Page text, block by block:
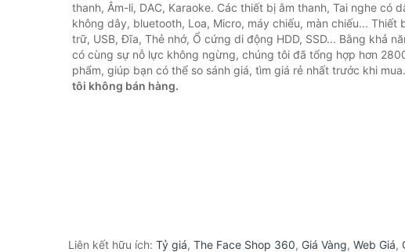
thanh, Âm-li, DAC, Karaoke. Các thiết bị âm thanh, Tai nghe có
không dây, bluetooth, Loa, Micro, máy chiếu, màn chiếu... Thiết
trữ, USB, Đĩa, Thẻ nhớ, Ổ cứng di động HDD, SSD... Bằng khả
có cùng sự nỗ lực không ngừng, chúng tôi đã tổng hợp hơn
phẩm, giúp bạn có thể so sánh giá, tìm giá rẻ nhất trước khi mua.
tôi không bán hàng.
Liên kết hữu ích: Tỷ giá, The Face Shop 360, Giá Vàng, Web Giá,